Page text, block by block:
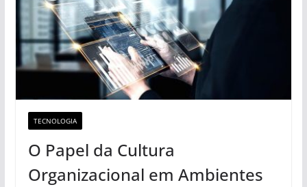
TECNOLOGIA
O Papel da Cultura
Organizacional em Ambientes